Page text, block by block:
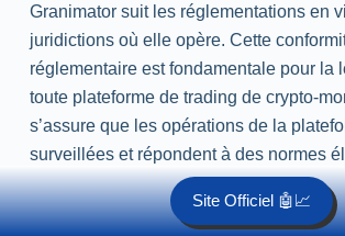
Site Officiel 🤖📈
Granimator suit les réglementations en
juridictions où elle opère. Cette
réglementaire est fondamentale pour la
toute plateforme de trading de crypto-
s’assure que les opérations de la
surveillées et répondent à des normes
transparence et de sécurité.